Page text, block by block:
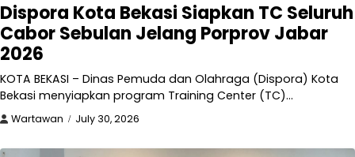
Dispora Kota Bekasi Siapkan TC Seluruh
Cabor Sebulan Jelang Porprov Jabar
2026
KOTA BEKASI – Dinas Pemuda dan Olahraga (Dispora) Kota
Bekasi menyiapkan program Training Center (TC)…
Wartawan July 30, 2026